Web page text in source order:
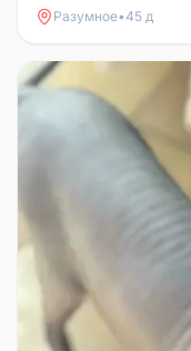
Разумное•45 д